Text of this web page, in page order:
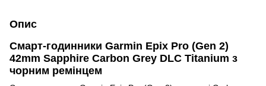
Опис
Смарт-годинники Garmin Epix Pro (Gen 2)
42mm Sapphire Carbon Grey DLC Titanium з
чорним ремінцем